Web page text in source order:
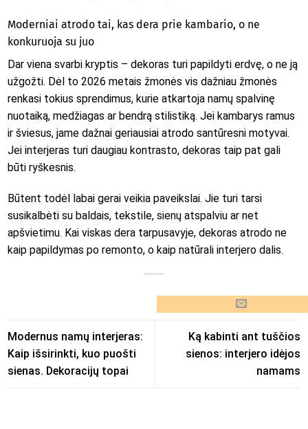
Moderniai atrodo tai, kas dera prie kambario, o ne
konkuruoja su juo
Dar viena svarbi kryptis – dekoras turi papildyti erdvę, o ne ją
užgožti. Dėl to 2026 metais žmonės vis dažniau žmonės
renkasi tokius sprendimus, kurie atkartoja namų spalvinę
nuotaiką, medžiagas ar bendrą stilistiką. Jei kambarys ramus
ir šviesus, jame dažnai geriausiai atrodo santūresni motyvai.
Jei interjeras turi daugiau kontrasto, dekoras taip pat gali
būti ryškesnis.
Būtent todėl labai gerai veikia paveikslai. Jie turi tarsi
susikalbėti su baldais, tekstile, sienų atspalviu ar net
apšvietimu. Kai viskas dera tarpusavyje, dekoras atrodo ne
kaip papildymas po remonto, o kaip natūrali interjero dalis.
Modernus namų interjeras:
Kaip išsirinkti, kuo puošti
sienas. Dekoracijų topai
Ką kabinti ant tuščios
sienos: interjero idėjos
namams